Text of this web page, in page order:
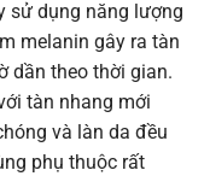
sử dụng năng lượng
melanin gây ra tàn
dần theo thời gian.
tàn nhang mới
và làn da đều
phụ thuộc rất